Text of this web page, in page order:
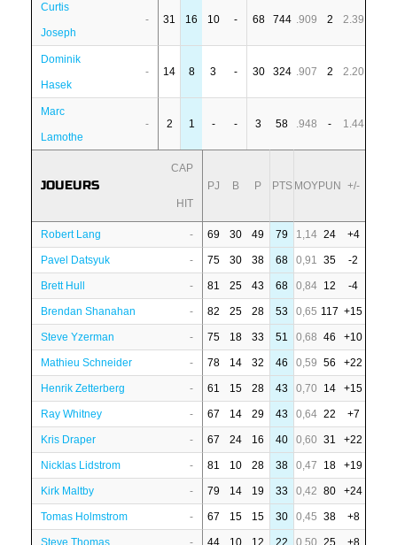
Curtis
Joseph
- 31 16 10 - 68 744 .909 2 2.39
Dominik
Hasek
- 14 8 3 - 30 324 .907 2 2.20
Marc
Lamothe
- 2 1 - - 3 58 .948 - 1.44
JOUEURS
CAP
HIT
PJ B P PTS MOYPUN +/-
Robert Lang - 69 30 49 79 1,14 24 +4
Pavel Datsyuk - 75 30 38 68 0,91 35 -2
Brett Hull - 81 25 43 68 0,84 12 -4
Brendan Shanahan - 82 25 28 53 0,65 117 +15
Steve Yzerman - 75 18 33 51 0,68 46 +10
Mathieu Schneider - 78 14 32 46 0,59 56 +22
Henrik Zetterberg - 61 15 28 43 0,70 14 +15
Ray Whitney - 67 14 29 43 0,64 22 +7
Kris Draper - 67 24 16 40 0,60 31 +22
Nicklas Lidstrom - 81 10 28 38 0,47 18 +19
Kirk Maltby - 79 14 19 33 0,42 80 +24
Tomas Holmstrom - 67 15 15 30 0,45 38 +8
Steve Thomas - 44 10 12 22 0,50 25 +8